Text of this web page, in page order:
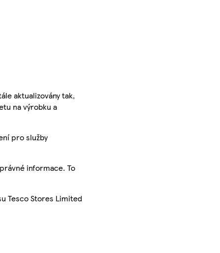
aktualizovány tak,
na výrobku a
pro služby
informace. To
Tesco Stores Limited